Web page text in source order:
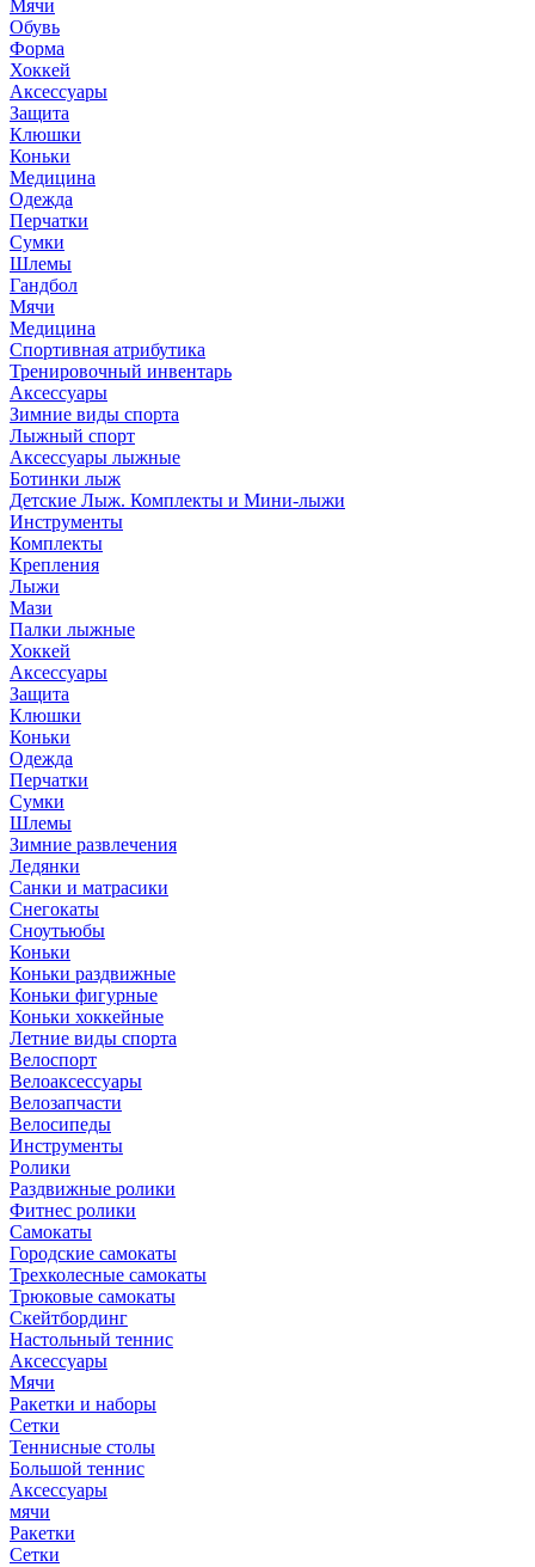
Мячи
Обувь
Форма
Хоккей
Аксессуары
Защита
Клюшки
Коньки
Медицина
Одежда
Перчатки
Сумки
Шлемы
Гандбол
Мячи
Медицина
Спортивная атрибутика
Тренировочный инвентарь
Аксессуары
Зимние виды спорта
Лыжный спорт
Аксессуары лыжные
Ботинки лыж
Детские Лыж. Комплекты и Мини-лыжи
Инструменты
Комплекты
Крепления
Лыжи
Мази
Палки лыжные
Хоккей
Аксессуары
Защита
Клюшки
Коньки
Одежда
Перчатки
Сумки
Шлемы
Зимние развлечения
Ледянки
Санки и матрасики
Снегокаты
Сноутьюбы
Коньки
Коньки раздвижные
Коньки фигурные
Коньки хоккейные
Летние виды спорта
Велоспорт
Велоаксессуары
Велозапчасти
Велосипеды
Инструменты
Ролики
Раздвижные ролики
Фитнес ролики
Самокаты
Городские самокаты
Трехколесные самокаты
Трюковые самокаты
Скейтбординг
Настольный теннис
Аксессуары
Мячи
Ракетки и наборы
Сетки
Теннисные столы
Большой теннис
Аксессуары
мячи
Ракетки
Сетки